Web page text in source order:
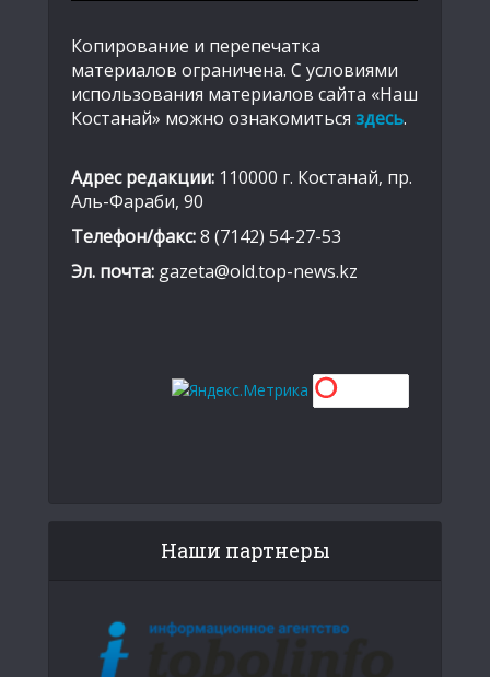
Копирование и перепечатка
материалов ограничена. С условиями
использования материалов сайта «Наш
Костанай» можно ознакомиться здесь.
Адрес редакции: 110000 г. Костанай, пр.
Аль-Фараби, 90
Телефон/факс:8 (7142) 54-27-53
Эл. почта: gazeta@old.top-news.kz
Наши партнеры